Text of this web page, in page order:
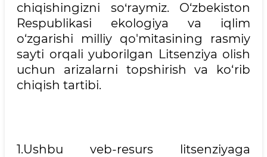
chiqishingizni so‘raymiz. O‘zbekiston
Respublikasi ekologiya va iqlim
o‘zgarishi milliy qo'mitasining rasmiy
sayti orqali yuborilgan Litsenziya olish
uchun arizalarni topshirish va ko‘rib
chiqish tartibi.
1.Ushbu veb-resurs litsenziyaga